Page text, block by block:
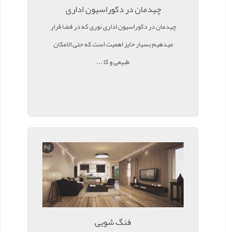
چیدمان در دکوراسیون اداری
چیدمان در دکوراسیون اداری نوری که در فضا قرار
میدهیم بسیار حایز اهمیت است که حتی الامکان
طبیعی و کا ...
فنگ شویی